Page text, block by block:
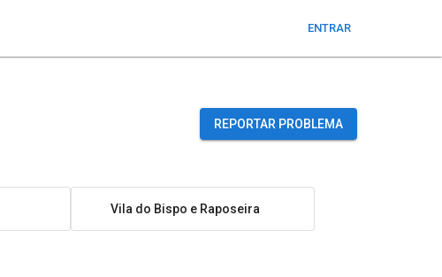
ENTRAR
REPORTAR PROBLEMA
Vila do Bispo e Raposeira